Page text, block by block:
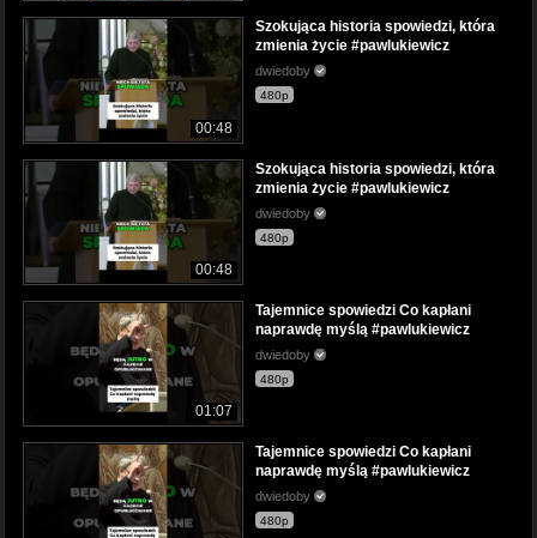
00:48
Szokująca historia spowiedzi, która
zmienia życie #pawlukiewicz
dwiedoby
480p
00:48
Szokująca historia spowiedzi, która
zmienia życie #pawlukiewicz
dwiedoby
480p
01:07
Tajemnice spowiedzi Co kapłani
naprawdę myślą #pawlukiewicz
dwiedoby
480p
Tajemnice spowiedzi Co kapłani
naprawdę myślą #pawlukiewicz
dwiedoby
480p